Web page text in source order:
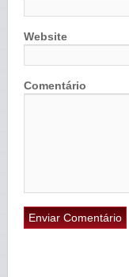
Website
Comentário